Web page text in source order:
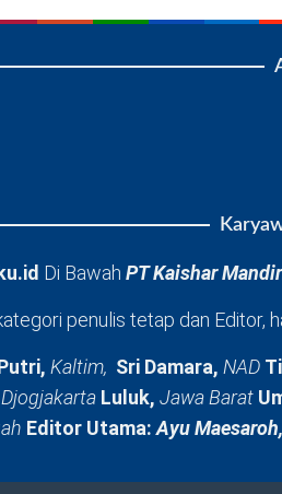
Di Bawah PT Kaishar
penulis tetap dan Editor,
Kaltim, Sri Damara, NAD
Djogjakarta Luluk, Jawa Barat
Editor Utama:Ayu Maesaroh,